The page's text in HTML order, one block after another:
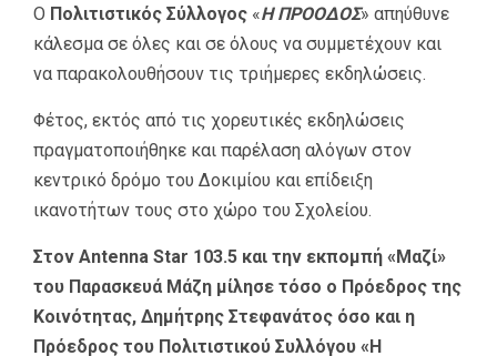
Ο Πολιτιστικός Σύλλογος «Η ΠΡΟΟΔΟΣ» απηύθυνε
κάλεσμα σε όλες και σε όλους να συμμετέχουν και
να παρακολουθήσουν τις τριήμερες εκδηλώσεις.
Φέτος, εκτός από τις χορευτικές εκδηλώσεις
πραγματοποιήθηκε και παρέλαση αλόγων στον
κεντρικό δρόμο του Δοκιμίου και επίδειξη
ικανοτήτων τους στο χώρο του Σχολείου.
Στον Antenna Star 103.5 και την εκπομπή «Μαζί»
του Παρασκευά Μάζη μίλησε τόσο ο Πρόεδρος της
Κοινότητας, Δημήτρης Στεφανάτος όσο και η
Πρόεδρος του Πολιτιστικού Συλλόγου «Η